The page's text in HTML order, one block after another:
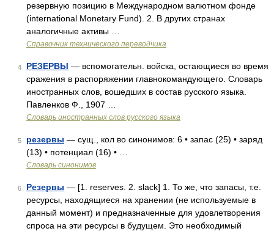
резервную позицию в Международном валютном фонде
(international Monetary Fund). 2. В других странах
аналогичные активы …
Справочник технического переводчика
4 РЕЗЕРВЫ — вспомогательн. войска, остающиеся во время
сражения в распоряжении главнокомандующего. Словарь
иностранных слов, вошедших в состав русского языка.
Павленков Ф., 1907 …
Словарь иностранных слов русского языка
5 резервы — сущ., кол во синонимов: 6 • запас (25) • заряд
(13) • потенциал (16) • …
Словарь синонимов
6 Резервы — [1. reserves. 2. slack] 1. То же, что запасы, т.е.
ресурсы, находящиеся на хранении (не используемые в
данный момент) и предназначенные для удовлетворения
спроса на эти ресурсы в будущем. Это необходимый